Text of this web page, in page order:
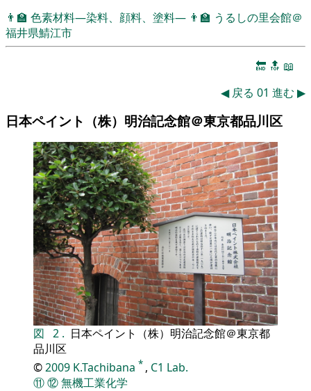
👨‍🏫 色素材料―染料、顔料、塗料― 👨‍🏫 うるしの里会館＠
福井県鯖江市
🔚 🔝 📖
◀ 戻る 01 進む ▶
日本ペイント（株）明治記念館＠東京都品川区
図 2 . 日本ペイント（株）明治記念館＠東京都
品川区
©2009 K.Tachibana * , C1 Lab.
⑪⑫無機工業化学